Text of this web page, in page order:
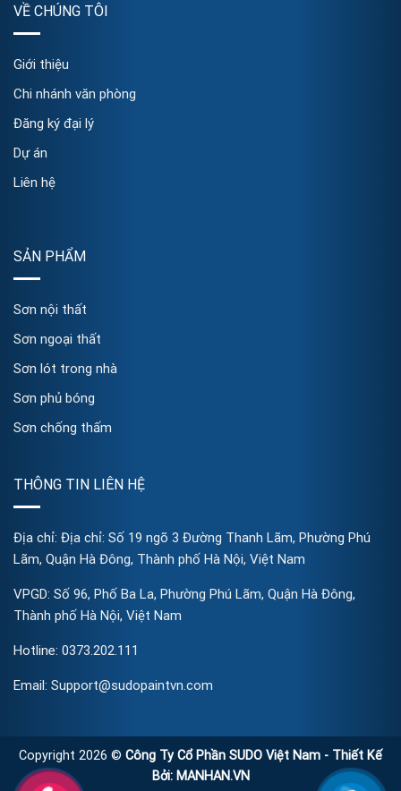
VỀ CHÚNG TÔI
Giới thiệu
Chi nhánh văn phòng
Đăng ký đại lý
Dự án
Liên hệ
SẢN PHẨM
Sơn nội thất
Sơn ngoại thất
Sơn lót trong nhà
Sơn phủ bóng
Sơn chống thấm
THÔNG TIN LIÊN HỆ
Địa chỉ: Địa chỉ: Số 19 ngõ 3 Đường Thanh Lãm, Phường Phú
Lãm, Quận Hà Đông, Thành phố Hà Nội, Việt Nam
VPGD: Số 96, Phố Ba La, Phường Phú Lãm, Quận Hà Đông,
Thành phố Hà Nội, Việt Nam
Hotline: 0373.202.111
Email: Support@sudopaintvn.com
Copyright 2026 © Công Ty Cổ Phần SUDO Việt Nam - Thiết Kế
Bởi: MANHAN.VN